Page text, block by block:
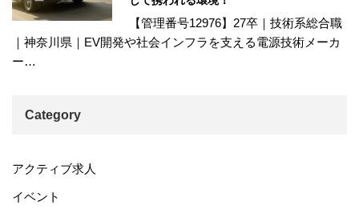
【管理番号12976】27卒｜技術系総合職
｜神奈川県｜EV開発や社会インフラを支える電源技術メーカ
ー…
Category
アクティブ求人
イベント